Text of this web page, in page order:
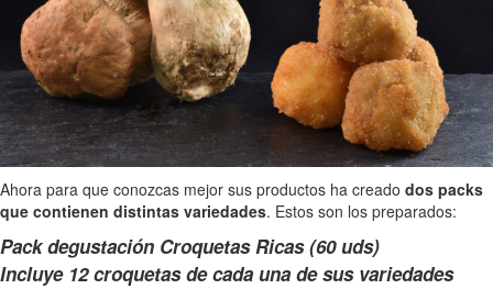
Ahora para que conozcas mejor sus productos ha creado dos packs
que contienen distintas variedades. Estos son los preparados:
Pack degustación Croquetas Ricas (60 uds)
Incluye 12 croquetas de cada una de sus variedades